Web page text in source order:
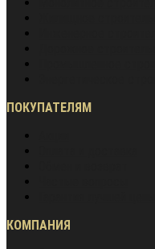
ПОКУПАТЕЛЯМ
КОМПАНИЯ